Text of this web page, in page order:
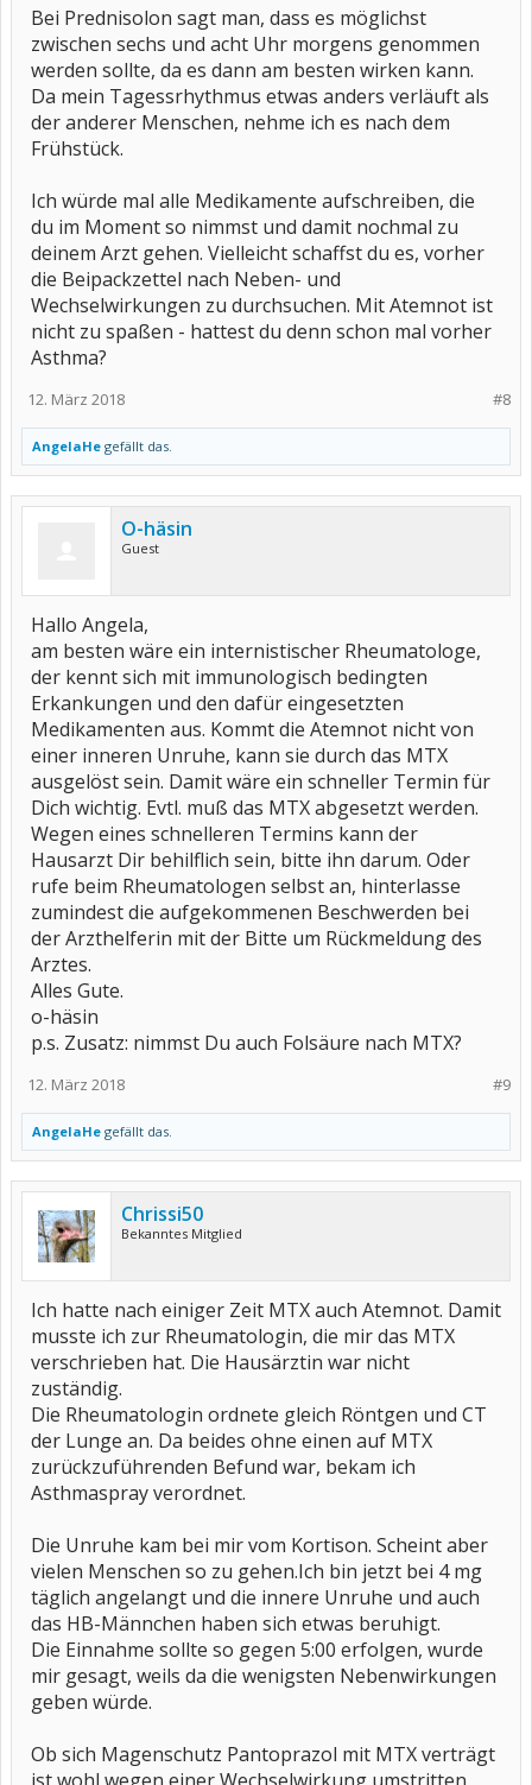
Bei Prednisolon sagt man, dass es möglichst
zwischen sechs und acht Uhr morgens genommen
werden sollte, da es dann am besten wirken kann.
Da mein Tagessrhythmus etwas anders verläuft als
der anderer Menschen, nehme ich es nach dem
Frühstück.
Ich würde mal alle Medikamente aufschreiben, die
du im Moment so nimmst und damit nochmal zu
deinem Arzt gehen. Vielleicht schaffst du es, vorher
die Beipackzettel nach Neben- und
Wechselwirkungen zu durchsuchen. Mit Atemnot ist
nicht zu spaßen - hattest du denn schon mal vorher
Asthma?
#8
12. März 2018
AngelaHe gefällt das.
O-häsin
Guest
Hallo Angela,
am besten wäre ein internistischer Rheumatologe,
der kennt sich mit immunologisch bedingten
Erkankungen und den dafür eingesetzten
Medikamenten aus. Kommt die Atemnot nicht von
einer inneren Unruhe, kann sie durch das MTX
ausgelöst sein. Damit wäre ein schneller Termin für
Dich wichtig. Evtl. muß das MTX abgesetzt werden.
Wegen eines schnelleren Termins kann der
Hausarzt Dir behilflich sein, bitte ihn darum. Oder
rufe beim Rheumatologen selbst an, hinterlasse
zumindest die aufgekommenen Beschwerden bei
der Arzthelferin mit der Bitte um Rückmeldung des
Arztes.
Alles Gute.
o-häsin
p.s. Zusatz: nimmst Du auch Folsäure nach MTX?
#9
12. März 2018
AngelaHe gefällt das.
Chrissi50
Bekanntes Mitglied
Ich hatte nach einiger Zeit MTX auch Atemnot. Damit
musste ich zur Rheumatologin, die mir das MTX
verschrieben hat. Die Hausärztin war nicht
zuständig.
Die Rheumatologin ordnete gleich Röntgen und CT
der Lunge an. Da beides ohne einen auf MTX
zurückzuführenden Befund war, bekam ich
Asthmaspray verordnet.
Die Unruhe kam bei mir vom Kortison. Scheint aber
vielen Menschen so zu gehen.Ich bin jetzt bei 4 mg
täglich angelangt und die innere Unruhe und auch
das HB-Männchen haben sich etwas beruhigt.
Die Einnahme sollte so gegen 5:00 erfolgen, wurde
mir gesagt, weils da die wenigsten Nebenwirkungen
geben würde.
Ob sich Magenschutz Pantoprazol mit MTX verträgt